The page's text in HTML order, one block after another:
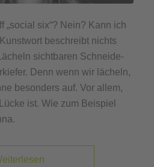
„social six“? Nein? Kann ich
beschreibt nichts
sichtbaren Schneide-
Denn wenn wir lächeln,
besonders auf. Vor allem,
ist. Wie zum Beispiel